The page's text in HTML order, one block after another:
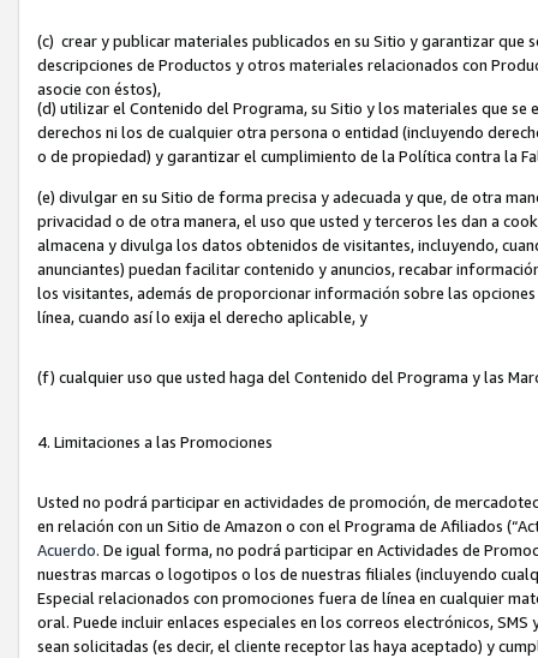
(c) crear y publicar materiales publicados en su Sitio y garantizar que
descripciones de Productos y otros materiales relacionados con
asocie con éstos),
(d) utilizar el Contenido del Programa, su Sitio y los materiales que se
derechos ni los de cualquier otra persona o entidad (incluyendo
o de propiedad) y garantizar el cumplimiento de la Política contra la
(e) divulgar en su Sitio de forma precisa y adecuada y que, de otra
privacidad o de otra manera, el uso que usted y terceros les dan a
almacena y divulga los datos obtenidos de visitantes, incluyendo,
anunciantes) puedan facilitar contenido y anuncios, recabar
los visitantes, además de proporcionar información sobre las
línea, cuando así lo exija el derecho aplicable, y
(f) cualquier uso que usted haga del Contenido del Programa y las
4. Limitaciones a las Promociones
Usted no podrá participar en actividades de promoción, de
en relación con un Sitio de Amazon o con el Programa de Afiliados
Acuerdo. De igual forma, no podrá participar en Actividades de
nuestras marcas o logotipos o los de nuestras filiales (incluyendo
Especial relacionados con promociones fuera de línea en cualquier
oral. Puede incluir enlaces especiales en los correos electrónicos,
sean solicitadas (es decir, el cliente receptor las haya aceptado) y